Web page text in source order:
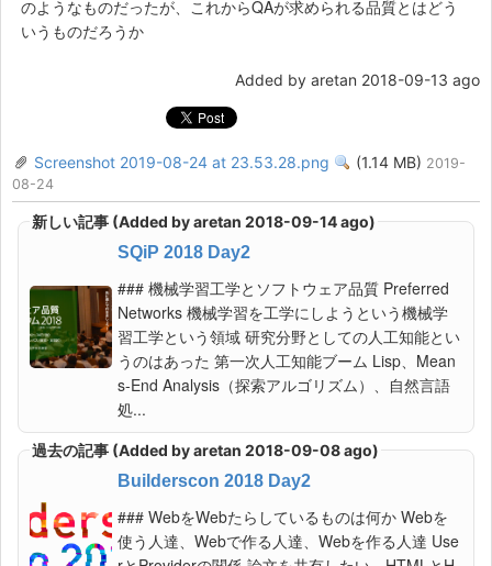
のようなものだったが、これからQAが求められる品質とはどう
いうものだろうか
Added by aretan 2018-09-13 ago
Screenshot 2019-08-24 at 23.53.28.png View
(1.14 MB) 2019-
08-24
新しい記事 (Added by aretan 2018-09-14 ago)
SQiP 2018 Day2
### 機械学習工学とソフトウェア品質 Preferred
Networks 機械学習を工学にしようという機械学
習工学という領域 研究分野としての人工知能とい
うのはあった 第一次人工知能ブーム Lisp、Mean
s-End Analysis（探索アルゴリズム）、自然言語
処...
過去の記事 (Added by aretan 2018-09-08 ago)
Builderscon 2018 Day2
### WebをWebたらしているものは何か Webを
使う人達、Webで作る人達、Webを作る人達 Use